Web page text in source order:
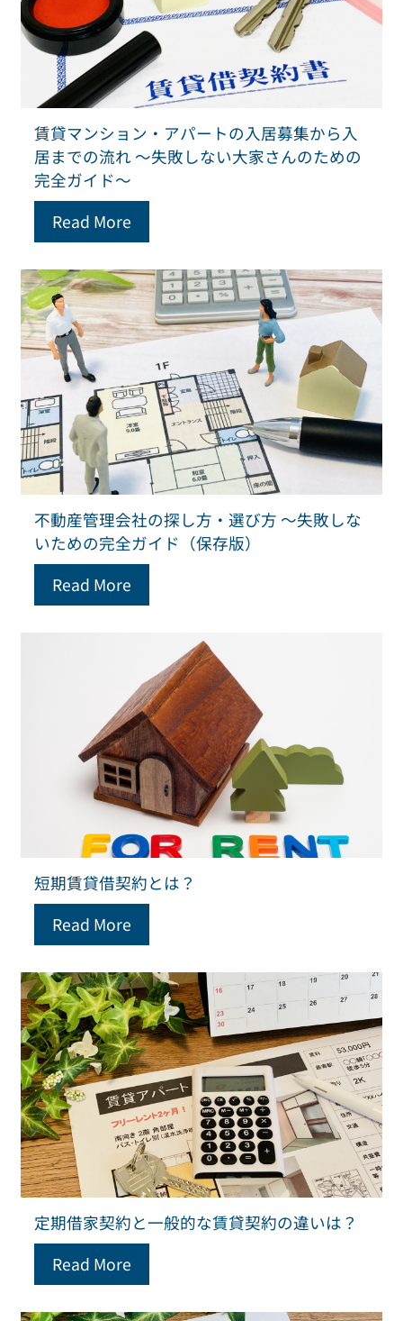
賃貸マンション・アパートの入居募集から入
居までの流れ ～失敗しない大家さんのための
完全ガイド～
Read More
不動産管理会社の探し方・選び方 ～失敗しな
いための完全ガイド（保存版）
Read More
短期賃貸借契約とは？
Read More
定期借家契約と一般的な賃貸契約の違いは？
Read More